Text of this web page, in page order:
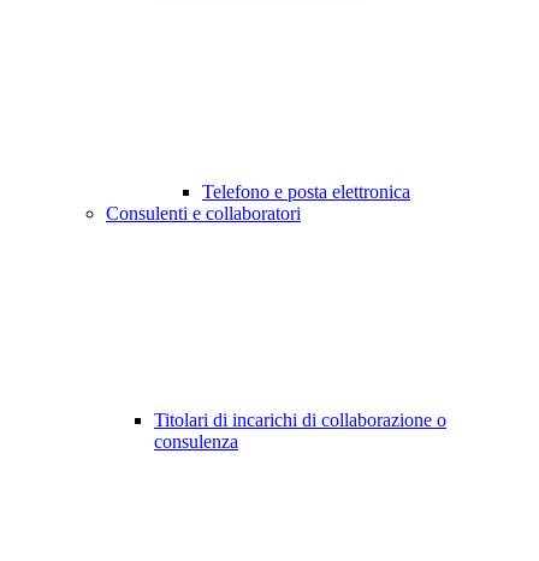
Telefono e posta elettronica
Consulenti e collaboratori
Titolari di incarichi di collaborazione o
consulenza